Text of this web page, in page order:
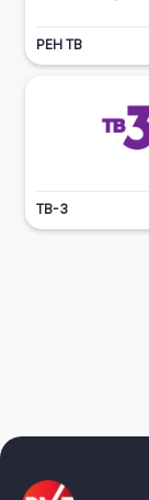
РЕН ТВ
ТВ-3